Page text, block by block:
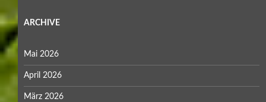
ARCHIVE
Mai 2026
April 2026
März 2026